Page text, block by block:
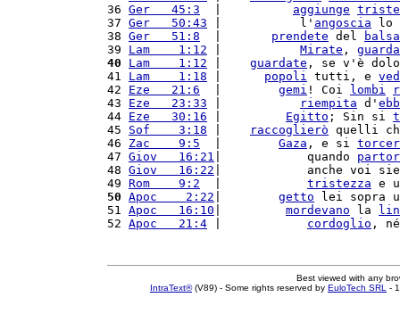
36 Ger   45:3 aggiunge
37 Ger   50:43 |           l' angoscia lo
38 Ger   51:8 prendete del
39 Lam    1:12 Mirate ,
40
Lam    1:12 guardate , se v'è
41 Lam    1:18 popoli tutti, e
42 Eze   21:6 gemi ! Coi lombi
43 Eze   23:33 riempita d'
44 Eze   30:16 Egitto ; Sin si
45 Sof    3:18 raccoglierò quelli
46 Zac    9:5 Gaza , e si
47 Giov   16:21 |            quando
48 Giov   16:22 |            anche voi
49 Rom    9:2 tristezza e
50 Apoc    2:22 getto lei sopra
51 Apoc   16:10 mordevano la
52 Apoc   21:4 cordoglio ,
Best viewed with any
IntraText®(V89) - Some rights reserved by EuloTech SRL -